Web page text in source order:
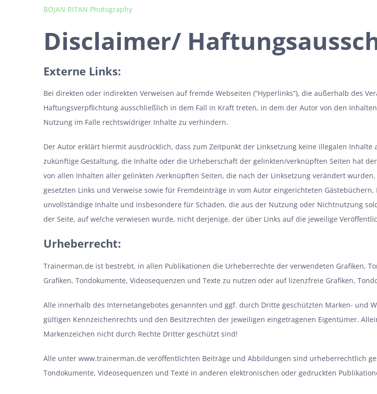
BOJAN RITAN Photography
Disclaimer/
Externe Links:
Bei direkten oder indirekten Verweisen auf fremde Webseiten (“Hyperlinks”), die außerhalb des
Haftungsverpflichtung ausschließlich in dem Fall in Kraft treten, in dem der Autor von den
Nutzung im Falle rechtswidriger Inhalte zu verhindern.
Der Autor erklärt hiermit ausdrücklich, dass zum Zeitpunkt der Linksetzung keine illegalen
zukünftige Gestaltung, die Inhalte oder die Urheberschaft der gelinkten/verknüpften Seiten hat
von allen Inhalten aller gelinkten /verknüpften Seiten, die nach der Linksetzung verändert
gesetzten Links und Verweise sowie für Fremdeinträge in vom Autor eingerichteten
unvollständige Inhalte und insbesondere für Schäden, die aus der Nutzung oder Nichtnutzung
der Seite, auf welche verwiesen wurde, nicht derjenige, der über Links auf die jeweilige
Urheberrecht:
Trainerman.de ist bestrebt, in allen Publikationen die Urheberrechte der verwendeten Grafiken,
Grafiken, Tondokumente, Videosequenzen und Texte zu nutzen oder auf lizenzfreie Grafiken,
Alle innerhalb des Internetangebotes genannten und ggf. durch Dritte geschützten Marken- und
gültigen Kennzeichenrechts und den Besitzrechten der jeweiligen eingetragenen Eigentümer.
Markenzeichen nicht durch Rechte Dritter geschützt sind!
Alle unter www.trainerman.de veröffentlichten Beiträge und Abbildungen sind urheberrechtlich
Tondokumente, Videosequenzen und Texte in anderen elektronischen oder gedruckten